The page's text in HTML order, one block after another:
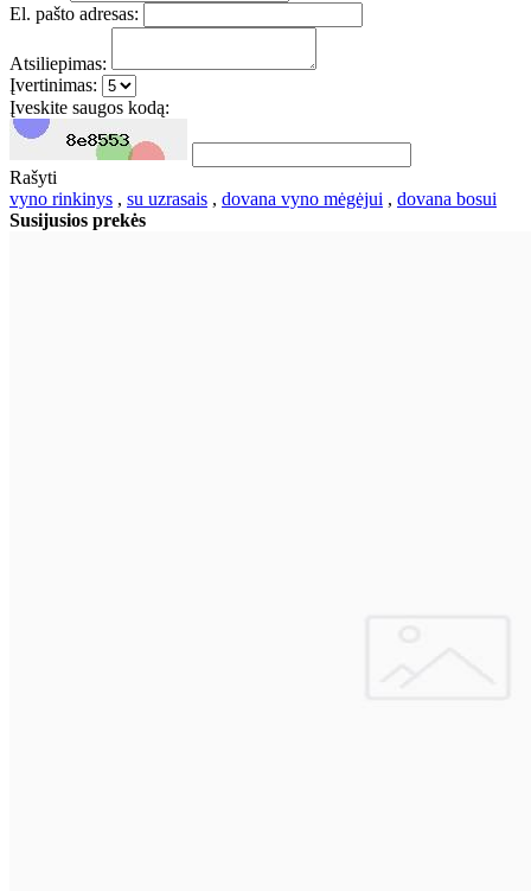
El. pašto adresas:
Atsiliepimas:
Įvertinimas:
Įveskite saugos kodą:
Rašyti
vyno rinkinys , su uzrasais , dovana vyno mėgėjui , dovana bosui
Susijusios prekės